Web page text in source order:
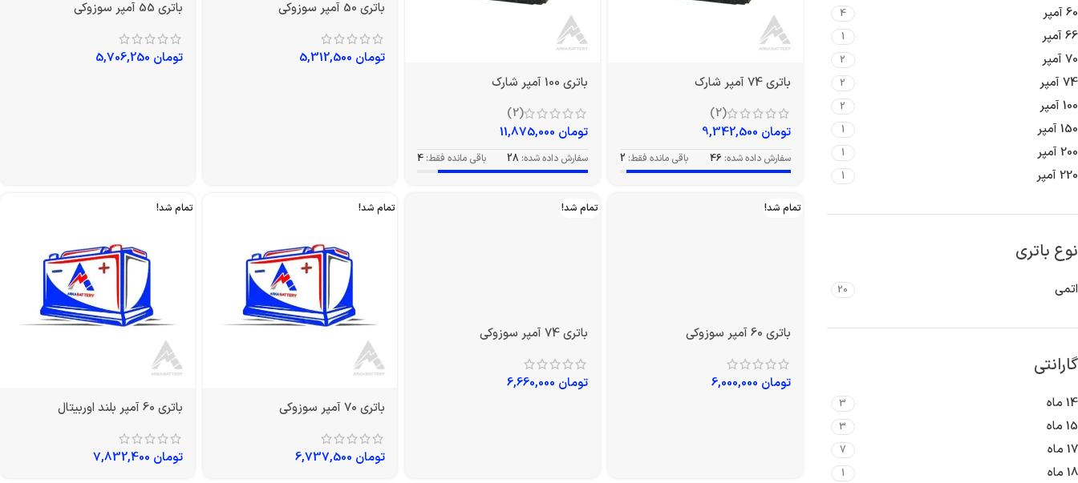
60 آمپر 4
66 آمپر 1
70 آمپر 2
74 آمپر 2
100 آمپر 2
150 آمپر 1
200 آمپر 1
220 آمپر 1
نوع باتری
اتمی 20
گارانتی
14 ماه 3
15 ماه 3
17 ماه 7
18 ماه 1
باتری 74 آمپر شارک
(2)
تومان
سفارش داده شده: 46 باقی مانده فقط: 2
باتری 100 آمپر شارک
(2)
تومان
سفارش داده شده: 28 باقی مانده فقط: 4
تمام شد! تمام شد! تمام شد!
باتری 70 آمپر سوزوکی
تومان
تمام شد!
باتری 60 آمپر بلند اوربیتال
تومان